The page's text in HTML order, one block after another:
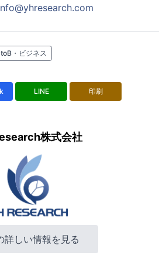
・ビジネス
LINE 印刷
株式会社
詳しい情報を見る